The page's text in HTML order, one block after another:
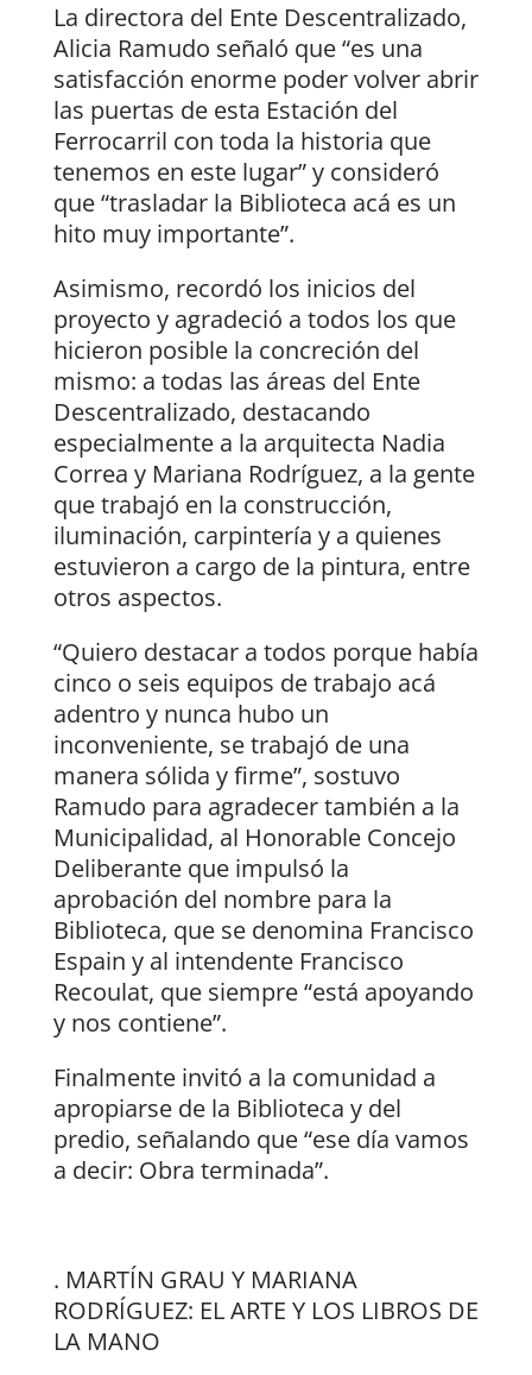
La directora del Ente Descentralizado,
Alicia Ramudo señaló que “es una
satisfacción enorme poder volver abrir
las puertas de esta Estación del
Ferrocarril con toda la historia que
tenemos en este lugar” y consideró
que “trasladar la Biblioteca acá es un
hito muy importante”.
Asimismo, recordó los inicios del
proyecto y agradeció a todos los que
hicieron posible la concreción del
mismo: a todas las áreas del Ente
Descentralizado, destacando
especialmente a la arquitecta Nadia
Correa y Mariana Rodríguez, a la gente
que trabajó en la construcción,
iluminación, carpintería y a quienes
estuvieron a cargo de la pintura, entre
otros aspectos.
“Quiero destacar a todos porque había
cinco o seis equipos de trabajo acá
adentro y nunca hubo un
inconveniente, se trabajó de una
manera sólida y firme”, sostuvo
Ramudo para agradecer también a la
Municipalidad, al Honorable Concejo
Deliberante que impulsó la
aprobación del nombre para la
Biblioteca, que se denomina Francisco
Espain y al intendente Francisco
Recoulat, que siempre “está apoyando
y nos contiene”.
Finalmente invitó a la comunidad a
apropiarse de la Biblioteca y del
predio, señalando que “ese día vamos
a decir: Obra terminada”.
. MARTÍN GRAU Y MARIANA
RODRÍGUEZ: EL ARTE Y LOS LIBROS DE
LA MANO